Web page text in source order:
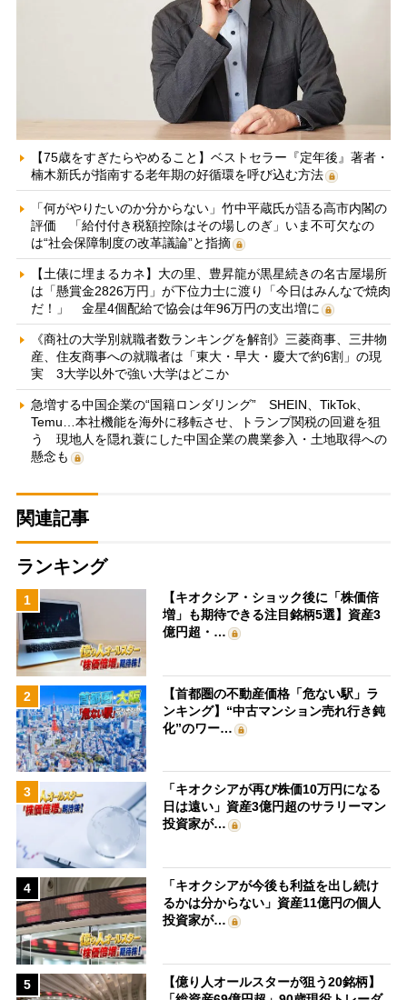
【75歳をすぎたらやめること】ベストセラー『定年後』著者・
楠木新氏が指南する老年期の好循環を呼び込む方法
「何がやりたいのか分からない」竹中平蔵氏が語る高市内閣の
評価 「給付付き税額控除はその場しのぎ」いま不可欠なの
は“社会保障制度の改革議論”と指摘
【土俵に埋まるカネ】大の里、豊昇龍が黒星続きの名古屋場所
は「懸賞金2826万円」が下位力士に渡り「今日はみんなで焼肉
だ！」 金星4個配給で協会は年96万円の支出増に
《商社の大学別就職者数ランキングを解剖》三菱商事、三井物
産、住友商事への就職者は「東大・早大・慶大で約6割」の現
実 3大学以外で強い大学はどこか
急増する中国企業の“国籍ロンダリング” SHEIN、TikTok、
Temu…本社機能を海外に移転させ、トランプ関税の回避を狙
う 現地人を隠れ蓑にした中国企業の農業参入・土地取得への
懸念も
関連記事
ランキング
1
【キオクシア・ショック後に「株価倍
増」も期待できる注目銘柄5選】資産3
億円超・…
2
【首都圏の不動産価格「危ない駅」ラ
ンキング】“中古マンション売れ行き鈍
化”のワー…
3
「キオクシアが再び株価10万円になる
日は遠い」資産3億円超のサラリーマン
投資家が…
4
「キオクシアが今後も利益を出し続け
るかは分からない」資産11億円の個人
投資家が…
5
【億り人オールスターが狙う20銘柄】